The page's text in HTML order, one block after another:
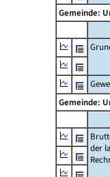
Gemeinde:
Gemeinde:
der